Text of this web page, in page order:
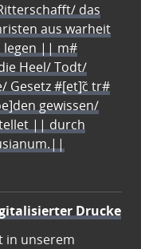
das
aus warheit
legen || m#
Heel/ Todt/
Gesetz #[et]c̃ tr#
gewissen/
|| durch
Drucke
in unserem